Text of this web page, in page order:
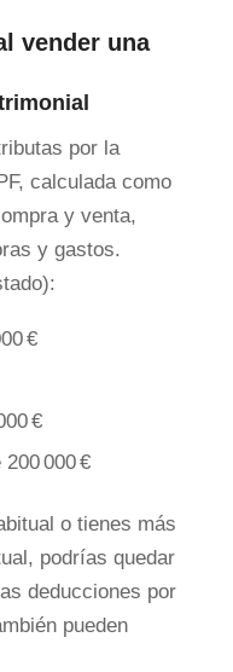
vender una
por la
calculada como
y venta,
y gastos.
€
€
000 €
o tienes más
podrías quedar
deducciones por
pueden